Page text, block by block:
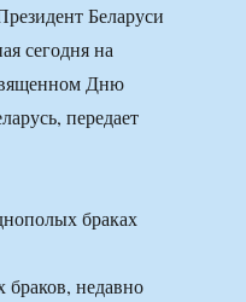
Беларуси
сегодня на
Дню
передает
недавно